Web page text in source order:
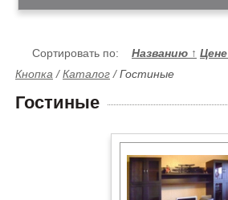
Сортировать по: Названию ↑ Цене
Кнопка /Каталог /Гостиные
Гостиные